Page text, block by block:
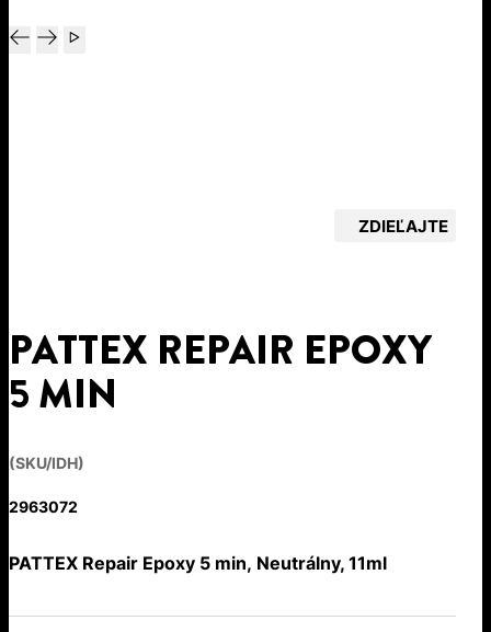
ZDIEĽAJTE
PATTEX REPAIR EPOXY
5 MIN
(SKU/IDH)
2963072
PATTEX Repair Epoxy 5 min, Neutrálny, 11ml